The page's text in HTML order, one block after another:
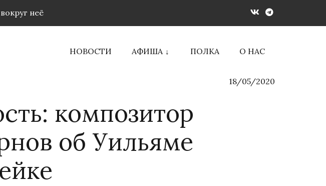
неё
НОВОСТИ АФИША ПОЛКА О НАС
18/05/2020
композитор
об Уильяме